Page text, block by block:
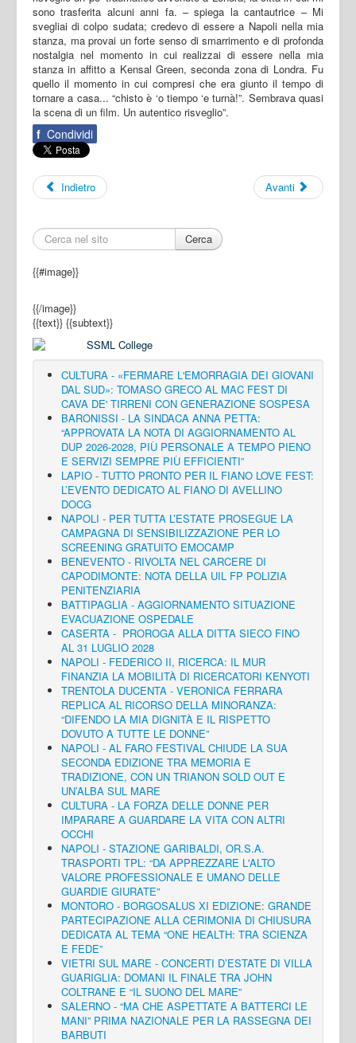
sono trasferita alcuni anni fa. – spiega la cantautrice – Mi
svegliai di colpo sudata; credevo di essere a Napoli nella mia
stanza, ma provai un forte senso di smarrimento e di profonda
nostalgia nel momento in cui realizzai di essere nella mia
stanza in affitto a Kensal Green, seconda zona di Londra. Fu
quello il momento in cui compresi che era giunto il tempo di
tornare a casa... “chisto è ‘o tiempo ‘e turnà!”. Sembrava quasi
la scena di un film. Un autentico risveglio”.
f Condividi
Indietro Avanti
Cerca
{{#image}}
{{/image}}
{{text}} {{subtext}}
CULTURA - «FERMARE L'EMORRAGIA DEI GIOVANI
DAL SUD»: TOMASO GRECO AL MAC FEST DI
CAVA DE' TIRRENI CON GENERAZIONE SOSPESA
BARONISSI - LA SINDACA ANNA PETTA:
“APPROVATA LA NOTA DI AGGIORNAMENTO AL
DUP 2026-2028, PIÙ PERSONALE A TEMPO PIENO
E SERVIZI SEMPRE PIÙ EFFICIENTI”
LAPIO - TUTTO PRONTO PER IL FIANO LOVE FEST:
L’EVENTO DEDICATO AL FIANO DI AVELLINO
DOCG
NAPOLI - PER TUTTA L’ESTATE PROSEGUE LA
CAMPAGNA DI SENSIBILIZZAZIONE PER LO
SCREENING GRATUITO EMOCAMP
BENEVENTO - RIVOLTA NEL CARCERE DI
CAPODIMONTE: NOTA DELLA UIL FP POLIZIA
PENITENZIARIA
BATTIPAGLIA - AGGIORNAMENTO SITUAZIONE
EVACUAZIONE OSPEDALE
CASERTA - PROROGA ALLA DITTA SIECO FINO
AL 31 LUGLIO 2028
NAPOLI - FEDERICO II, RICERCA: IL MUR
FINANZIA LA MOBILITÀ DI RICERCATORI KENYOTI
TRENTOLA DUCENTA - VERONICA FERRARA
REPLICA AL RICORSO DELLA MINORANZA:
“DIFENDO LA MIA DIGNITÀ E IL RISPETTO
DOVUTO A TUTTE LE DONNE”
NAPOLI - AL FARO FESTIVAL CHIUDE LA SUA
SECONDA EDIZIONE TRA MEMORIA E
TRADIZIONE, CON UN TRIANON SOLD OUT E
UN’ALBA SUL MARE
CULTURA - LA FORZA DELLE DONNE PER
IMPARARE A GUARDARE LA VITA CON ALTRI
OCCHI
NAPOLI - STAZIONE GARIBALDI, OR.S.A.
TRASPORTI TPL: “DA APPREZZARE L'ALTO
VALORE PROFESSIONALE E UMANO DELLE
GUARDIE GIURATE”
MONTORO - BORGOSALUS XI EDIZIONE: GRANDE
PARTECIPAZIONE ALLA CERIMONIA DI CHIUSURA
DEDICATA AL TEMA “ONE HEALTH: TRA SCIENZA
E FEDE”
VIETRI SUL MARE - CONCERTI D’ESTATE DI VILLA
GUARIGLIA: DOMANI IL FINALE TRA JOHN
COLTRANE E “IL SUONO DEL MARE”
SALERNO - “MA CHE ASPETTATE A BATTERCI LE
MANI” PRIMA NAZIONALE PER LA RASSEGNA DEI
BARBUTI